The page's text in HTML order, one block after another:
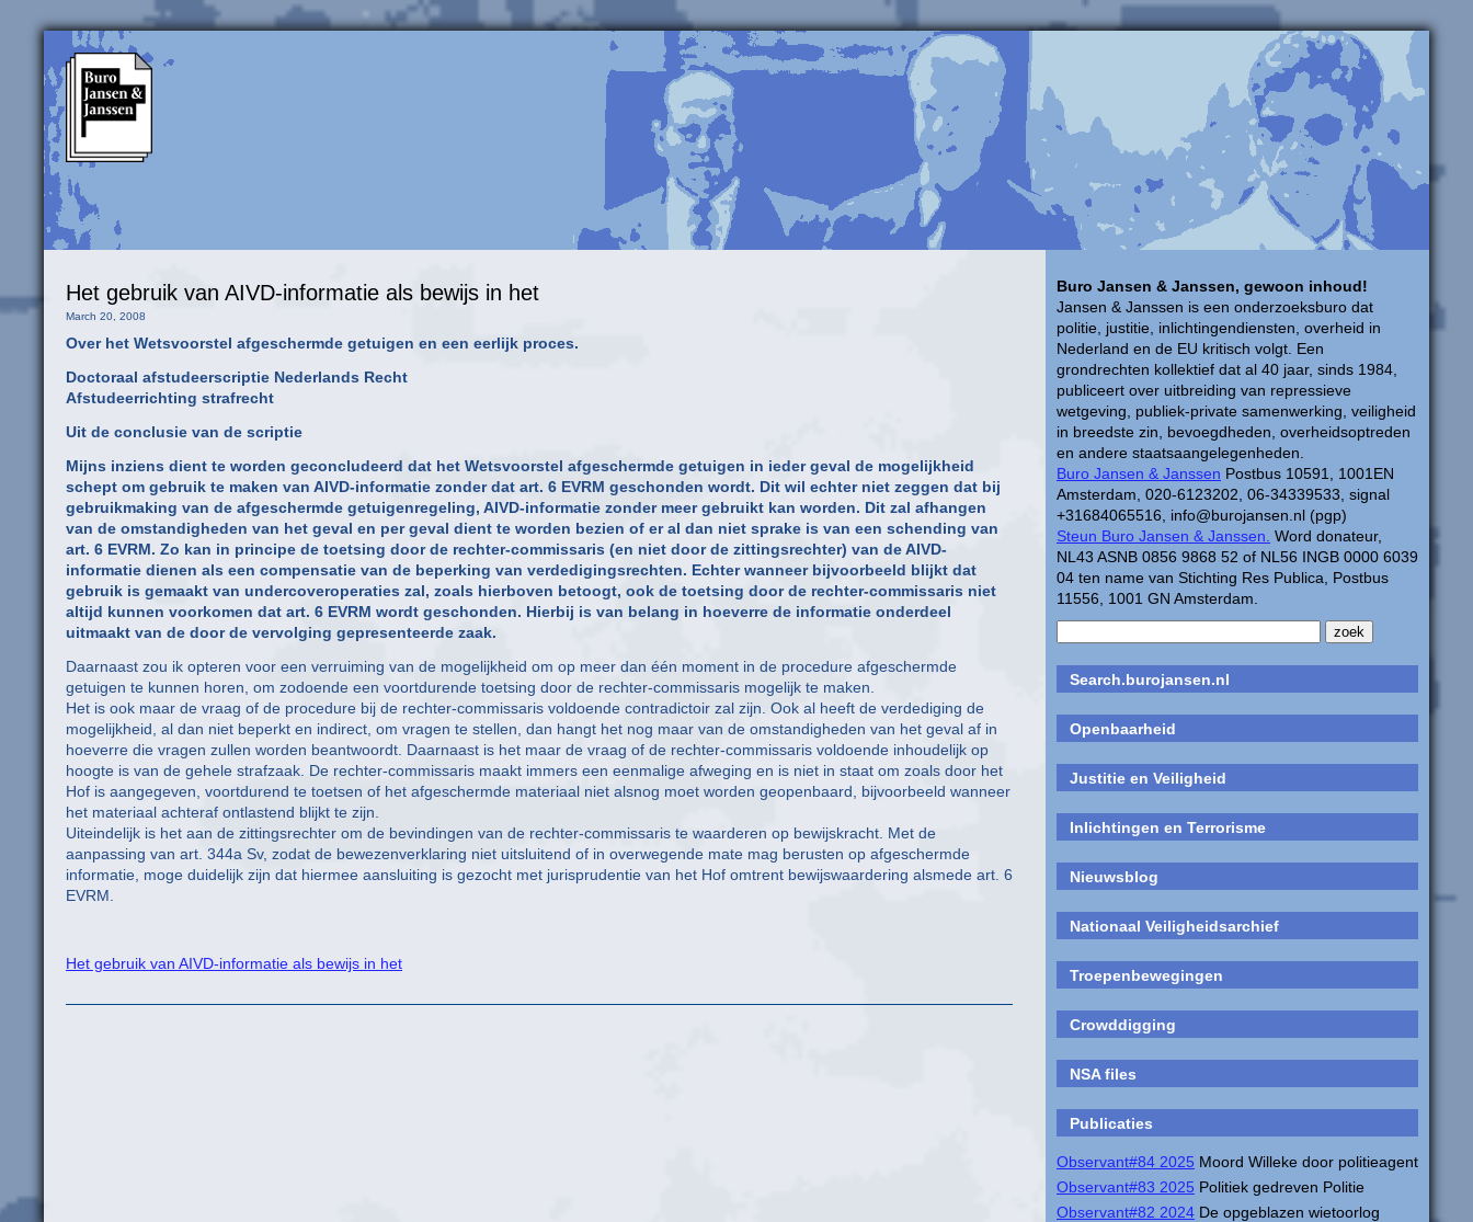
Buro Jansen & Janssen, gewoon inhoud!
Jansen & Janssen is een onderzoeksburo dat
politie, justitie, inlichtingendiensten, overheid in
Nederland en de EU kritisch volgt. Een
grondrechten kollektief dat al 40 jaar, sinds 1984,
publiceert over uitbreiding van repressieve
wetgeving, publiek-private samenwerking, veiligheid
in breedste zin, bevoegdheden, overheidsoptreden
en andere staatsaangelegenheden.
Buro Jansen & Janssen Postbus 10591, 1001EN
Amsterdam, 020-6123202, 06-34339533, signal
+31684065516, info@burojansen.nl (pgp)
Steun Buro Jansen & Janssen. Word donateur,
NL43 ASNB 0856 9868 52 of NL56 INGB 0000 6039
04 ten name van Stichting Res Publica, Postbus
11556, 1001 GN Amsterdam.
Search.burojansen.nl
Openbaarheid
Justitie en Veiligheid
Inlichtingen en Terrorisme
Nieuwsblog
Nationaal Veiligheidsarchief
Troepenbewegingen
Crowddigging
NSA files
Publicaties
Observant#84 2025 Moord Willeke door politieagent
Observant#83 2025 Politiek gedreven Politie
Observant#82 2024 De opgeblazen wietoorlog
Het gebruik van AIVD-informatie als bewijs in het
March 20, 2008
Over het Wetsvoorstel afgeschermde getuigen en een eerlijk proces.
Doctoraal afstudeerscriptie Nederlands Recht
Afstudeerrichting strafrecht
Uit de conclusie van de scriptie
Mijns inziens dient te worden geconcludeerd dat het Wetsvoorstel afgeschermde getuigen in ieder geval de mogelijkheid
schept om gebruik te maken van AIVD-informatie zonder dat art. 6 EVRM geschonden wordt. Dit wil echter niet zeggen dat bij
gebruikmaking van de afgeschermde getuigenregeling, AIVD-informatie zonder meer gebruikt kan worden. Dit zal afhangen
van de omstandigheden van het geval en per geval dient te worden bezien of er al dan niet sprake is van een schending van
art. 6 EVRM. Zo kan in principe de toetsing door de rechter-commissaris (en niet door de zittingsrechter) van de AIVD-
informatie dienen als een compensatie van de beperking van verdedigingsrechten. Echter wanneer bijvoorbeeld blijkt dat
gebruik is gemaakt van undercoveroperaties zal, zoals hierboven betoogt, ook de toetsing door de rechter-commissaris niet
altijd kunnen voorkomen dat art. 6 EVRM wordt geschonden. Hierbij is van belang in hoeverre de informatie onderdeel
uitmaakt van de door de vervolging gepresenteerde zaak.
Daarnaast zou ik opteren voor een verruiming van de mogelijkheid om op meer dan één moment in de procedure afgeschermde
getuigen te kunnen horen, om zodoende een voortdurende toetsing door de rechter-commissaris mogelijk te maken.
Het is ook maar de vraag of de procedure bij de rechter-commissaris voldoende contradictoir zal zijn. Ook al heeft de verdediging de
mogelijkheid, al dan niet beperkt en indirect, om vragen te stellen, dan hangt het nog maar van de omstandigheden van het geval af in
hoeverre die vragen zullen worden beantwoordt. Daarnaast is het maar de vraag of de rechter-commissaris voldoende inhoudelijk op
hoogte is van de gehele strafzaak. De rechter-commissaris maakt immers een eenmalige afweging en is niet in staat om zoals door het
Hof is aangegeven, voortdurend te toetsen of het afgeschermde materiaal niet alsnog moet worden geopenbaard, bijvoorbeeld wanneer
het materiaal achteraf ontlastend blijkt te zijn.
Uiteindelijk is het aan de zittingsrechter om de bevindingen van de rechter-commissaris te waarderen op bewijskracht. Met de
aanpassing van art. 344a Sv, zodat de bewezenverklaring niet uitsluitend of in overwegende mate mag berusten op afgeschermde
informatie, moge duidelijk zijn dat hiermee aansluiting is gezocht met jurisprudentie van het Hof omtrent bewijswaardering alsmede art. 6
EVRM.
Het gebruik van AIVD-informatie als bewijs in het